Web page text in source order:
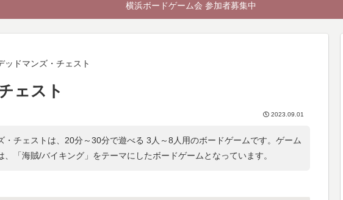
横浜ボードゲーム会 参加者募集中
ッドマンズ・チェスト
ェスト
2023.09.01
・チェストは、20分～30分で遊べる 3人～8人用のボードゲームです。ゲーム
、「海賊/バイキング 」をテーマにしたボードゲームとなっています。